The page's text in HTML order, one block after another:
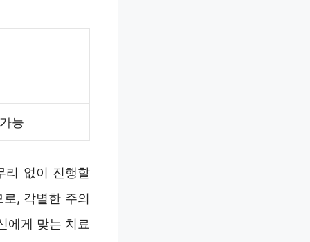
능
리 없이 진행할
, 각별한 주의
에게 맞는 치료